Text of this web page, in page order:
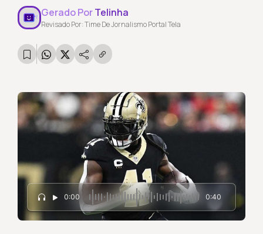
Gerado PorTelinha
Revisado Por: Time De Jornalismo Portal Tela
0:00 0:40